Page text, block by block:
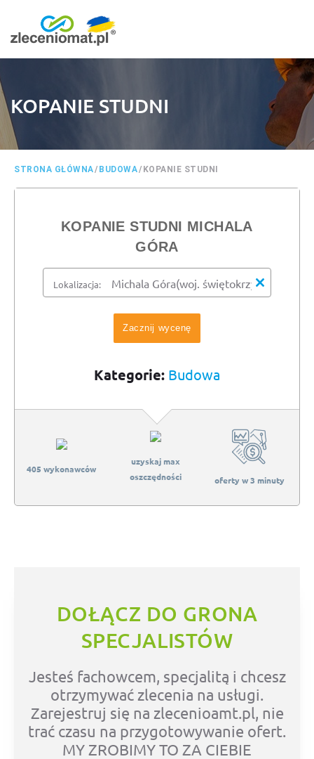
KOPANIE STUDNI
STRONA GŁÓWNA/ BUDOWA/ KOPANIE STUDNI
KOPANIE STUDNI MICHALA
GÓRA
Lokalizacja:
Zacznij wycenę
Kategorie: Budowa
405 wykonawców
uzyskaj max
oszczędności
oferty w 3 minuty
DOŁĄCZ DO GRONA
SPECJALISTÓW
Jesteś fachowcem, specjalitą i chcesz
otrzymywać zlecenia na usługi.
Zarejestruj się na zlecenioamt.pl, nie
trać czasu na przygotowywanie ofert.
MY ZROBIMY TO ZA CIEBIE